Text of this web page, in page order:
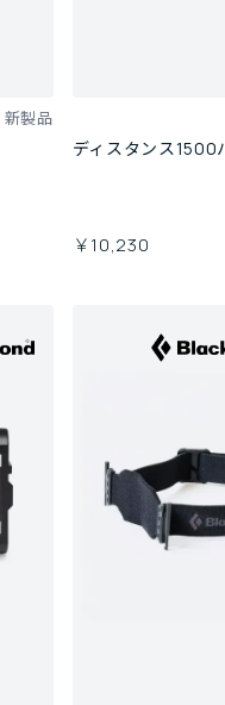
新製品
ディスタンス1500
￥10,230